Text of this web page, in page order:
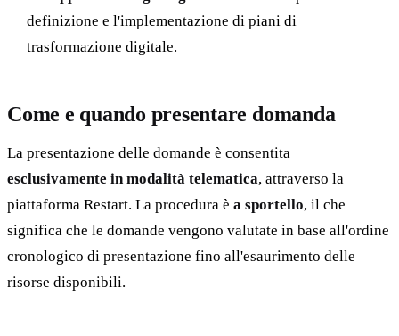
definizione e l'implementazione di piani di
trasformazione digitale.
Come e quando presentare domanda
La presentazione delle domande è consentita
esclusivamente in modalità telematica, attraverso la
piattaforma Restart. La procedura è a sportello, il che
significa che le domande vengono valutate in base all'ordine
cronologico di presentazione fino all'esaurimento delle
risorse disponibili.